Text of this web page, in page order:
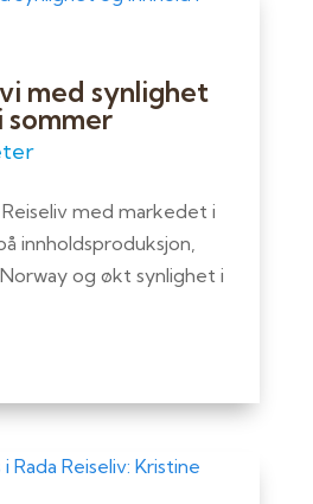
med synlighet
sommer
med markedet i
innholdsproduksjon,
og økt synlighet i